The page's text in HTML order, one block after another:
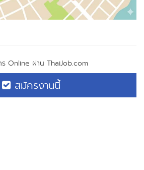
Online ผ่าน ThaiJob.com
สมัครงานนี้